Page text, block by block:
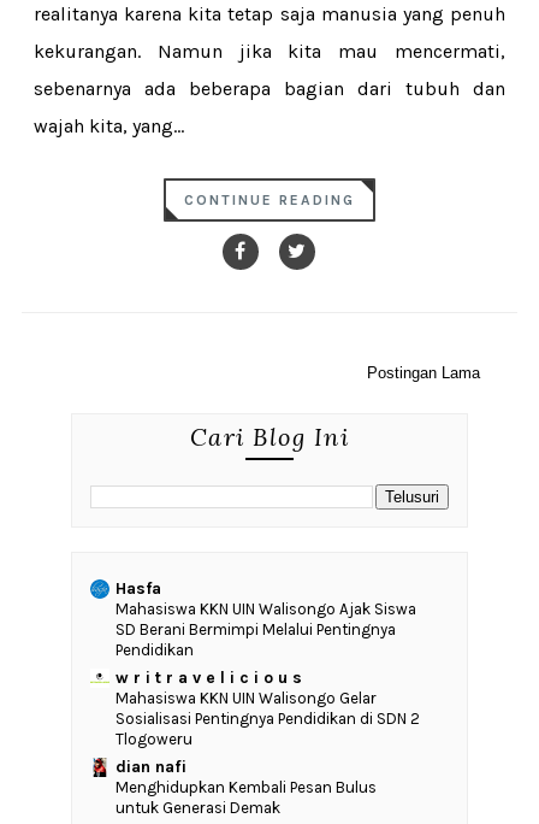
realitanya karena kita tetap saja manusia yang penuh
kekurangan. Namun jika kita mau mencermati,
sebenarnya ada beberapa bagian dari tubuh dan
wajah kita, yang...
CONTINUE READING
Postingan Lama
Cari Blog Ini
Hasfa
Mahasiswa KKN UIN Walisongo Ajak Siswa
SD Berani Bermimpi Melalui Pentingnya
Pendidikan
w r i t r a v e l i c i o u s
Mahasiswa KKN UIN Walisongo Gelar
Sosialisasi Pentingnya Pendidikan di SDN 2
Tlogoweru
dian nafi
Menghidupkan Kembali Pesan Bulus
untuk Generasi Demak